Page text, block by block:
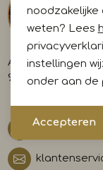
A-weg 29
9581 AL
0599 412700
noodzakelijke
weten? Lees
instellingen
onder aan de
Accepteren